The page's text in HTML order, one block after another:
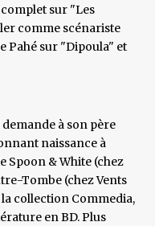
sur "Les
comme scénariste
Pahé sur "Dipoula" et
à son père
naissance à
Spoon & White (chez
Tombe (chez Vents
collection Commedia,
en BD. Plus